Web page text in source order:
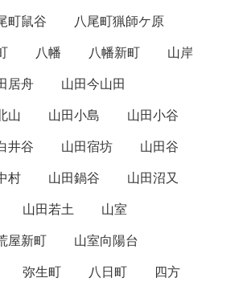
町鼠谷
八尾町猟師ケ原
八幡 八幡新町
山岸
居舟
山田今山田
山 山田小島
山田小谷
井谷 山田宿坊
山田谷
村 山田鍋谷
山田沼又
山田若土
山室
屋新町
山室向陽台
弥生町 八日町
四方